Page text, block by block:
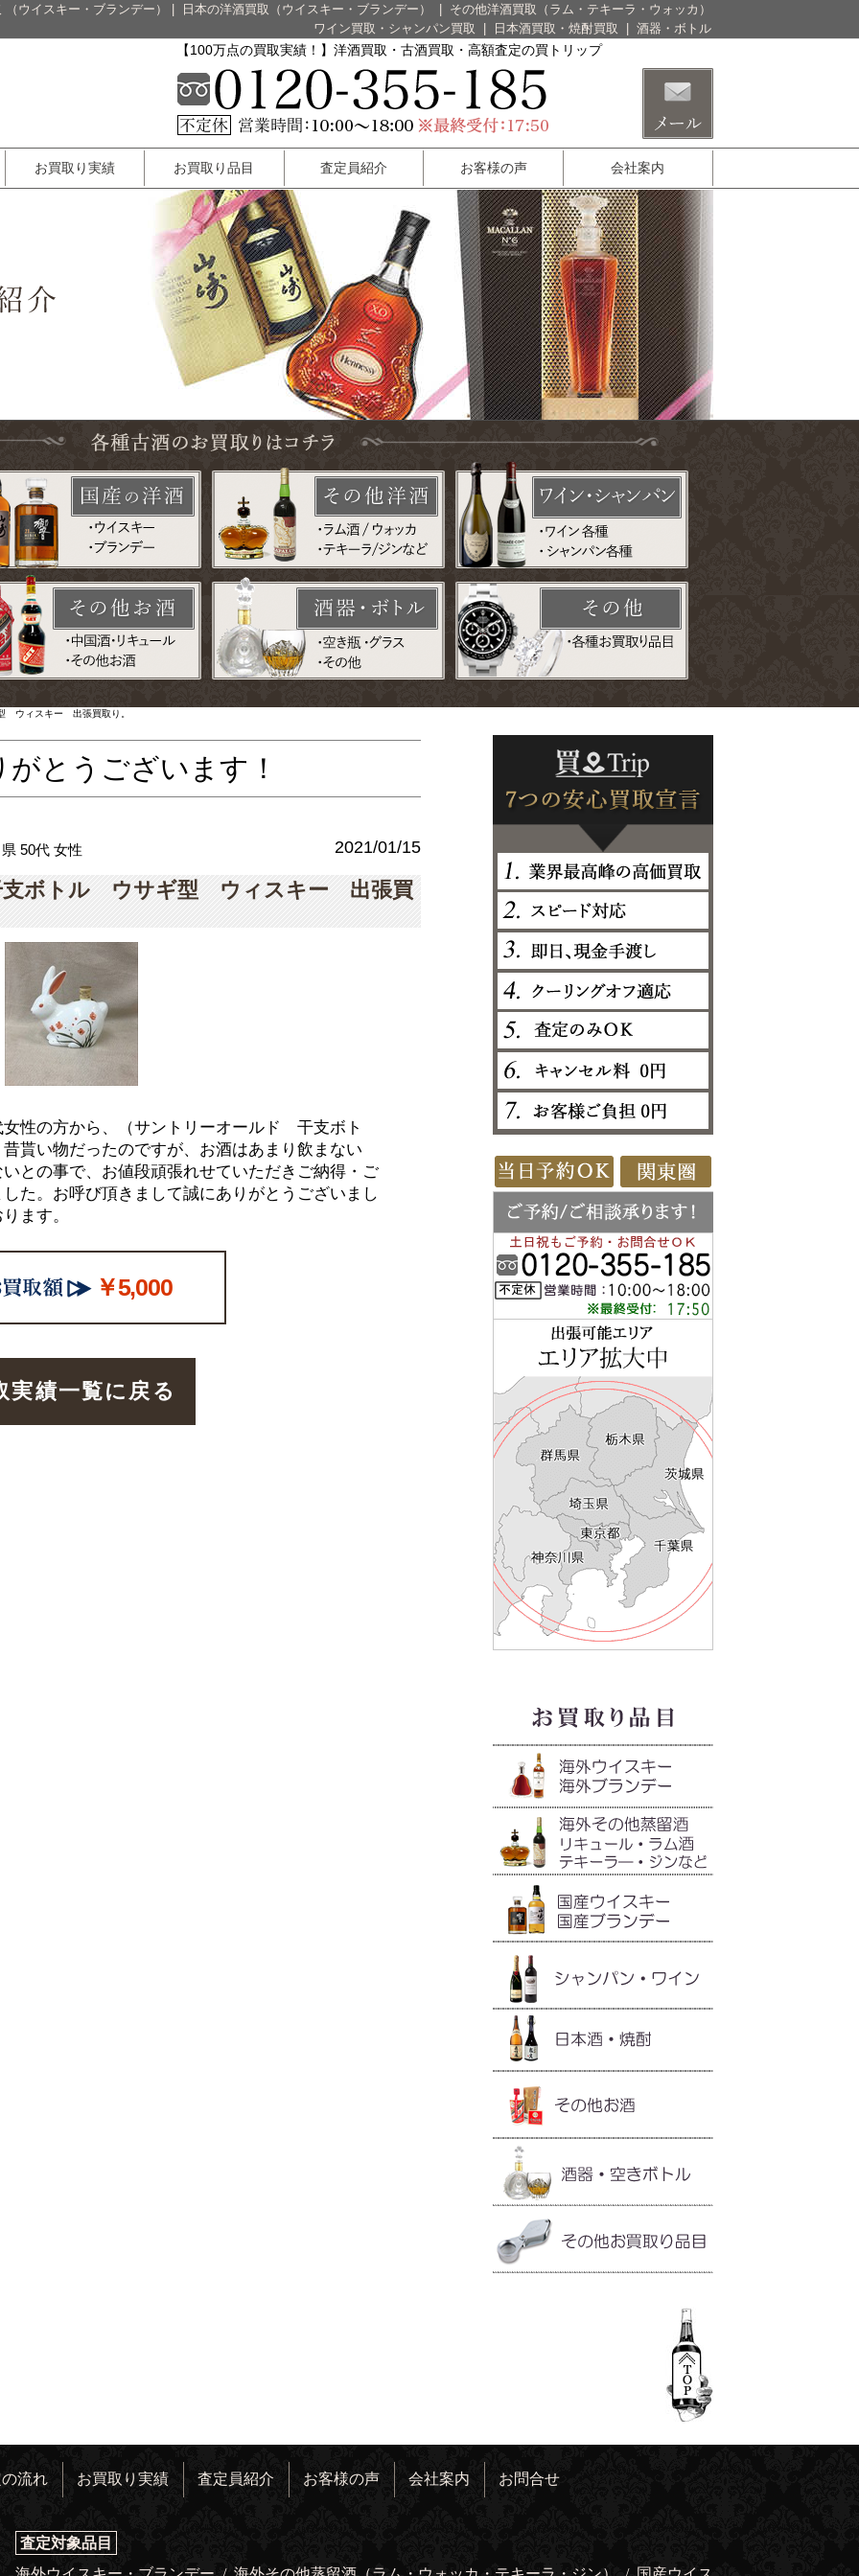
ウイスキー・ブランデー） 日本の洋酒買取（ウイスキー・ブランデー）
その他洋酒買取（ラム・テキーラ・ウォッカ）
ワイン買取・シャンパン買取
日本酒買取・焼酎買取 酒器・ボトル
【100万点の買取実績！】洋酒買取・古酒買取・高額査定の買トリップ
お買取り実績 お買取り品目 査定員紹介 お客様の声 会社案内
ウィスキー 出張買取り。
とうございます！
50代 女性 2021/01/15
支ボトル ウサギ型 ウィスキー 出張買
性の方から、（サントリーオールド 干支ボト
い物だったのですが、お酒はあまり飲まない
との事で、お値段頑張れせていただきご納得・ご
た。お呼び頂きまして誠にありがとうございまし
ます。
￥5,000
実績一覧に戻る
流れ お買取り実績 査定員紹介 お客様の声 会社案内 お問合せ
査定対象品目